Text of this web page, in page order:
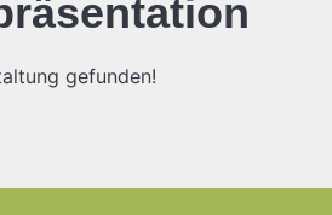
gefunden!